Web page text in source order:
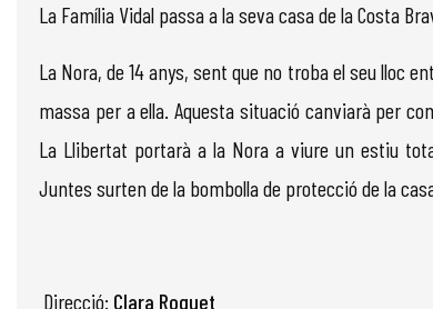
La Família Vidal passa a la seva casa de la Costa
La Nora, de 14 anys, sent que no troba el seu lloc
massa per a ella. Aquesta situació canviarà per
La Llibertat portarà a la Nora a viure un estiu
Juntes surten de la bombolla de protecció de la
Direcció: Clara Roquet